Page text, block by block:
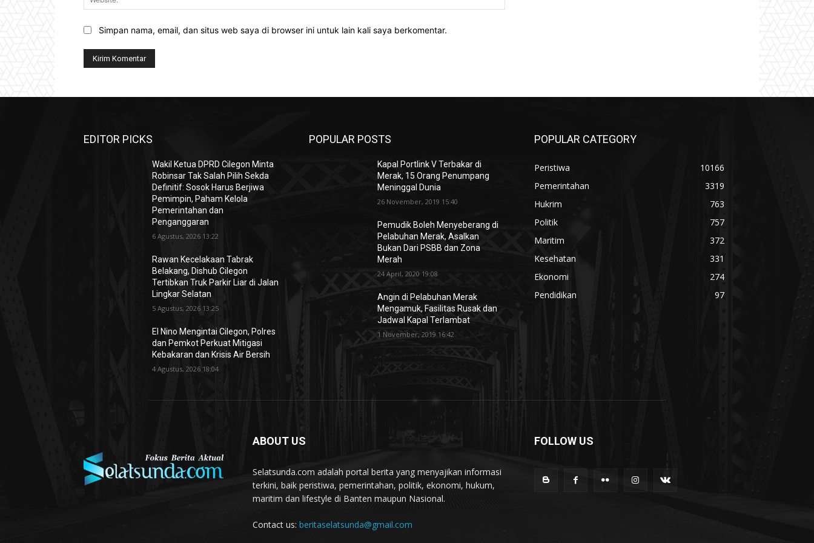
Simpan nama, email, dan situs web saya di browser ini untuk lain kali saya berkomentar.
EDITOR PICKS
Wakil Ketua DPRD Cilegon Minta
Robinsar Tak Salah Pilih Sekda
Definitif: Sosok Harus Berjiwa
Pemimpin, Paham Kelola
Pemerintahan dan
Penganggaran
6 Agustus, 2026 13:22
Rawan Kecelakaan Tabrak
Belakang, Dishub Cilegon
Tertibkan Truk Parkir Liar di Jalan
Lingkar Selatan
5 Agustus, 2026 13:25
El Nino Mengintai Cilegon, Polres
dan Pemkot Perkuat Mitigasi
Kebakaran dan Krisis Air Bersih
4 Agustus, 2026 18:04
POPULAR POSTS
Kapal Portlink V Terbakar di
Merak, 15 Orang Penumpang
Meninggal Dunia
26 November, 2019 15:40
Pemudik Boleh Menyeberang di
Pelabuhan Merak, Asalkan
Bukan Dari PSBB dan Zona
Merah
24 April, 2020 19:08
Angin di Pelabuhan Merak
Mengamuk, Fasilitas Rusak dan
Jadwal Kapal Terlambat
1 November, 2019 16:42
POPULAR CATEGORY
Peristiwa
10166
Pemerintahan
3319
Hukrim
763
Politik
757
Maritim
372
Kesehatan
331
Ekonomi
274
Pendidikan
97
ABOUT US
Selatsunda.com adalah portal berita yang menyajikan informasi
terkini, baik peristiwa, pemerintahan, politik, ekonomi, hukum,
maritim dan lifestyle di Banten maupun Nasional.
Contact us: beritaselatsunda@gmail.com
FOLLOW US